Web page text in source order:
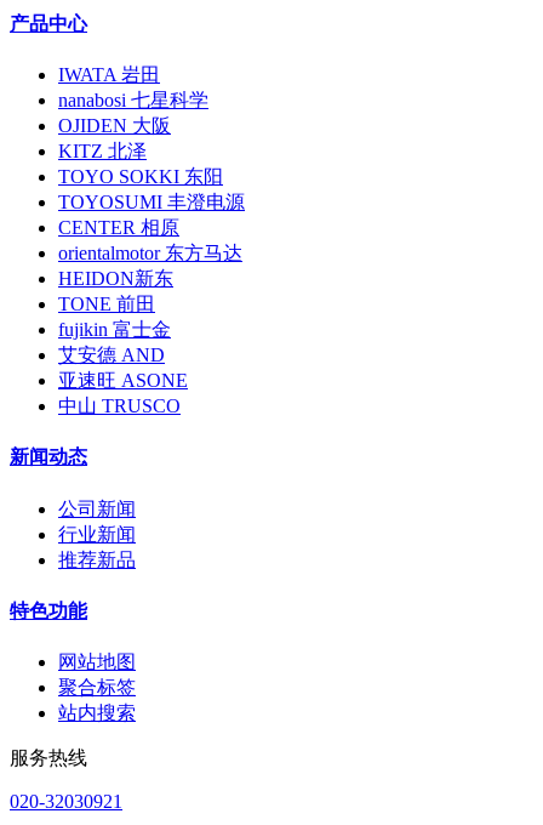
产品中心
IWATA 岩田
nanabosi 七星科学
OJIDEN 大阪
KITZ 北泽
TOYO SOKKI 东阳
TOYOSUMI 丰澄电源
CENTER 相原
orientalmotor 东方马达
HEIDON新东
TONE 前田
fujikin 富士金
艾安德 AND
亚速旺 ASONE
中山 TRUSCO
新闻动态
公司新闻
行业新闻
推荐新品
特色功能
网站地图
聚合标签
站内搜索
服务热线
020-32030921